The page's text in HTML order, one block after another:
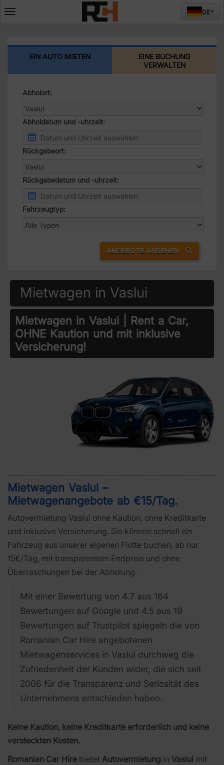
Deschide
DE
EIN AUTO MIETEN
EINE BUCHUNG
VERWALTEN
Abholort:
Abholdatum und -uhrzeit:
Rückgabeort:
Rückgabedatum und -uhrzeit:
Fahrzeugtyp:
ANGEBOTE ANSEHEN
Mietwagen in Vaslui
Mietwagen in Vaslui | Rent a Car,
OHNE Kaution und mit inklusive
Versicherung!
Mietwagen Vaslui –
Mietwagenangebote ab €15/Tag.
Autovermietung Vaslui ohne Kaution, ohne Kreditkarte
und inklusive Versicherung. Sie können schnell ein
Fahrzeug aus unserer eigenen Flotte buchen, ab nur
15€/Tag, mit transparentem Endpreis und ohne
Überraschungen bei der Abholung.
Mit einer Bewertung von 4.7 aus 164
Bewertungen auf Google und 4.5 aus 19
Bewertungen auf Trustpilot spiegeln die von
Romanian Car Hire angebotenen
Mietwagenservices in Vaslui durchweg die
Zufriedenheit der Kunden wider, die sich seit
2006 für die Transparenz und Seriosität des
Unternehmens entschieden haben.
Keine Kaution, keine Kreditkarte erforderlich und keine
versteckten Kosten.
Romanian Car Hire bietet Autovermietung in Vaslui mit